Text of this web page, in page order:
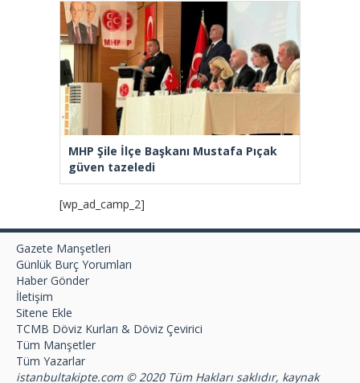
MHP Şile İlçe Başkanı Mustafa Pıçak
güven tazeledi
[wp_ad_camp_2]
Gazete Manşetleri
Günlük Burç Yorumları
Haber Gönder
İletişim
Sitene Ekle
TCMB Döviz Kurları & Döviz Çevirici
Tüm Manşetler
Tüm Yazarlar
istanbultakipte.com © 2020 Tüm Hakları saklıdır, kaynak